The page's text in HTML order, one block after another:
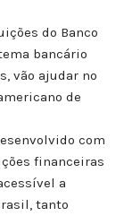
do Banco
bancário
vão ajudar no
de
com
financeiras
a
tanto